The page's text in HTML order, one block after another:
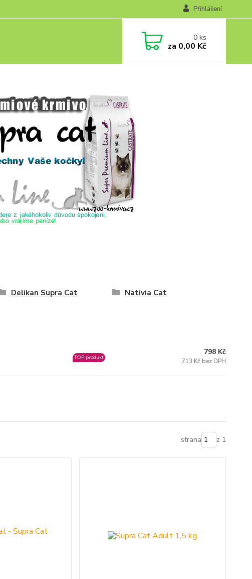
Přihlášení
0ks
za 0,00 Kč
Delikan Supra Cat Nativia Cat
TOP produkt
798 Kč
713 Kč bez DPH
strana z 1